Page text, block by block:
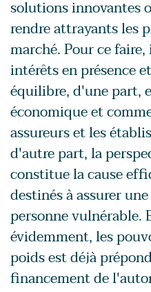
solutions innovantes
rendre attrayants les
marché. Pour ce
intérêts en présence
équilibre, d'une part,
économique et
assureurs et les
d'autre part, la
constitue la cause
destinés à assurer
personne vulnérable.
évidemment, les
poids est déjà
financement de